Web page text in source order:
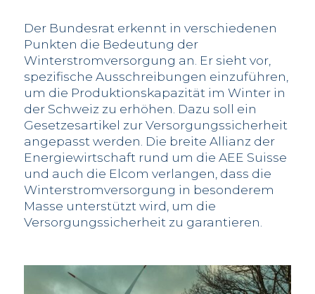
Der Bundesrat erkennt in verschiedenen
Punkten die Bedeutung der
Winterstromversorgung an. Er sieht vor,
spezifische Ausschreibungen einzuführen,
um die Produktionskapazität im Winter in
der Schweiz zu erhöhen. Dazu soll ein
Gesetzesartikel zur Versorgungssicherheit
angepasst werden. Die breite Allianz der
Energiewirtschaft rund um die AEE Suisse
und auch die Elcom verlangen, dass die
Winterstromversorgung in besonderem
Masse unterstützt wird, um die
Versorgungssicherheit zu garantieren.